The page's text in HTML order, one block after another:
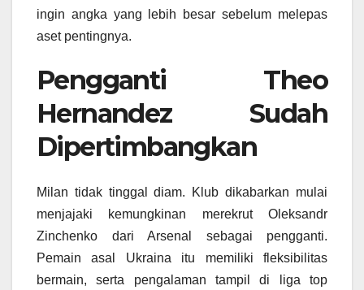
ingin angka yang lebih besar sebelum melepas
aset pentingnya.
Pengganti Theo
Hernandez Sudah
Dipertimbangkan
Milan tidak tinggal diam. Klub dikabarkan mulai
menjajaki kemungkinan merekrut Oleksandr
Zinchenko dari Arsenal sebagai pengganti.
Pemain asal Ukraina itu memiliki fleksibilitas
bermain, serta pengalaman tampil di liga top